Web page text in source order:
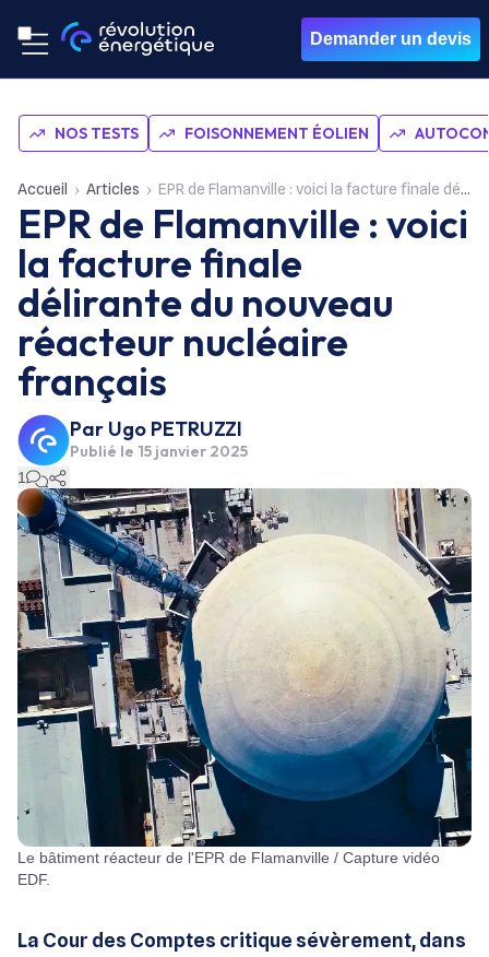
Demander un devis
NOS TESTS FOISONNEMENT ÉOLIEN
Accueil Articles EPR de Flamanville : voici la facture finale délirante du nouveau réacteur nucléaire français
EPR de Flamanville : voici
la facture finale
délirante du nouveau
réacteur nucléaire
français
Par Ugo PETRUZZI
Publié le 15 janvier 2025
1
Le bâtiment réacteur de l'EPR de Flamanville / Capture vidéo
EDF.
La Cour des Comptes critique sévèrement, dans